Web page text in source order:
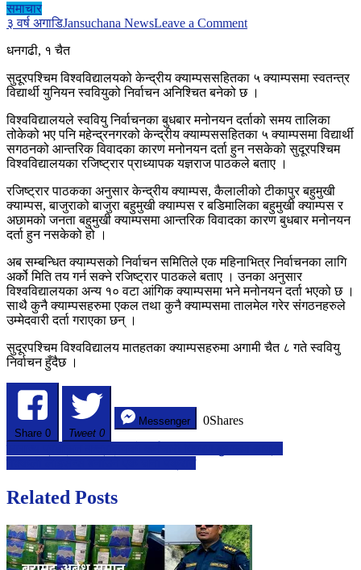
समाचार
३ वर्ष अगाडिJansuchana NewsLeave a Commenton
क्याम्पसमा
स्ववियु
निर्वाचन
अनिश्चित
धनगढी, १ चैत
सुदूरपश्चिम विश्वविद्यालयको केन्द्रीय क्याम्पससहितका ५ क्याम्पसमा स्वतन्त्र
विद्यार्थी युनियन स्ववियुको निर्वाचन अनिश्चित बनेको छ ।
विश्वविद्यालयले स्ववियु निर्वाचनका बुधबार मनोनयन दर्ताको समय तालिका
तोकेको भए पनि महेन्द्रनगरको केन्द्रीय क्याम्पससहितका ५ क्याम्पसमा विद्यार्थी
सगठनको आन्तरिक विवादका कारण मनोनयन दर्ता हुन नसकेको सुदूरपश्चिम
विश्वविद्यालयका रजिष्ट्रार प्राध्यापक यज्ञराज पाठकले बताए ।
रजिष्ट्रार पाठकका अनुसार केन्द्रीय क्याम्पस, कैलालीको टीकापुर बहुमुखी
क्याम्पस, बाजुराको बाजुरा बहुमुखी क्याम्पस र बडिमालिका बहुमुखी क्याम्पस र
अछामको जनता बहुमुखी क्याम्पसमा आन्तरिक विवादका कारण बुधबार मनोनयन
दर्ता हुन नसकेको हो ।
अब सम्बन्धित क्याम्पसको निर्वाचन समितिले एक महिनाभित्र निर्वाचनका लागि
अर्को मिति तय गर्न सक्ने रजिष्ट्रार पाठकले बताए । उनका अनुसार
विश्वविद्यालयका अन्य १० वटा आंगिक क्याम्पसमा भने मनोनयन दर्ता भएको छ ।
साथै कुनै क्याम्पसहरुमा एकल तथा कुनै क्याम्पसमा तालमेल गरेर संगठनहरुले
उम्मेदवारी दर्ता गराएका छन् ।
सुदूरपश्चिम विश्वविद्यालय मातहतका क्याम्पसहरुमा अगामी चैत ८ गते स्ववियु
निर्वाचन हुँदैछ ।
Share 0 Tweet 0
Messenger 0Shares
Post
navigation
Related Posts